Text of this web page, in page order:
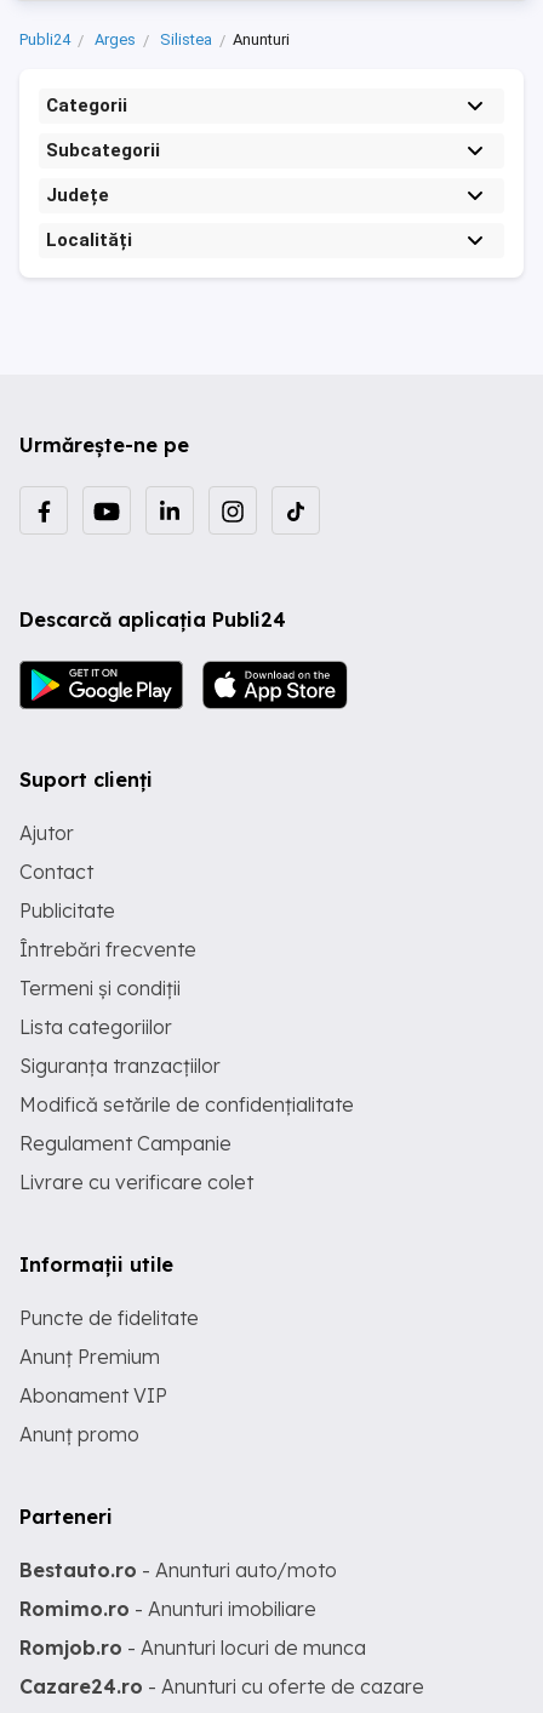
Publi24 Arges Silistea Anunturi
Categorii
Subcategorii
Județe
Localități
Urmărește-ne pe
Descarcă aplicația Publi24
Suport clienți
Ajutor
Contact
Publicitate
Întrebări frecvente
Termeni și condiții
Lista categoriilor
Siguranța tranzacțiilor
Modifică setările de confidențialitate
Regulament Campanie
Livrare cu verificare colet
Informații utile
Puncte de fidelitate
Anunț Premium
Abonament VIP
Anunț promo
Parteneri
Bestauto.ro - Anunturi auto/moto
Romimo.ro - Anunturi imobiliare
Romjob.ro - Anunturi locuri de munca
Cazare24.ro - Anunturi cu oferte de cazare